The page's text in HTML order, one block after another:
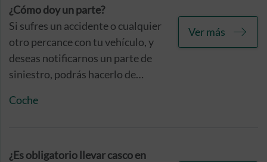
obligaciones. A continuación, te
contamos qué patinetes
eléctricos deben cumplir con esta
normativa.
¿Cómo doy un parte?
Si sufres un accidente o cualquier
otro percance con tu vehículo, y
deseas notificarnos un parte de
siniestro, podrás hacerlo de
contamos a continuación.
Coche
Ver más
¿Es obligatorio llevar casco en